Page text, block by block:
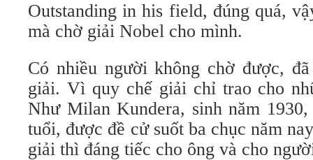
Outstanding in his field, đúng quá,
mà chờ giải Nobel cho mình.
Có nhiều người không chờ được,
giải. Vì quy chế giải chỉ trao cho
Như Milan Kundera, sinh năm
tuổi, được đề cử suốt ba chục năm
giải thì đáng tiếc cho ông và cho